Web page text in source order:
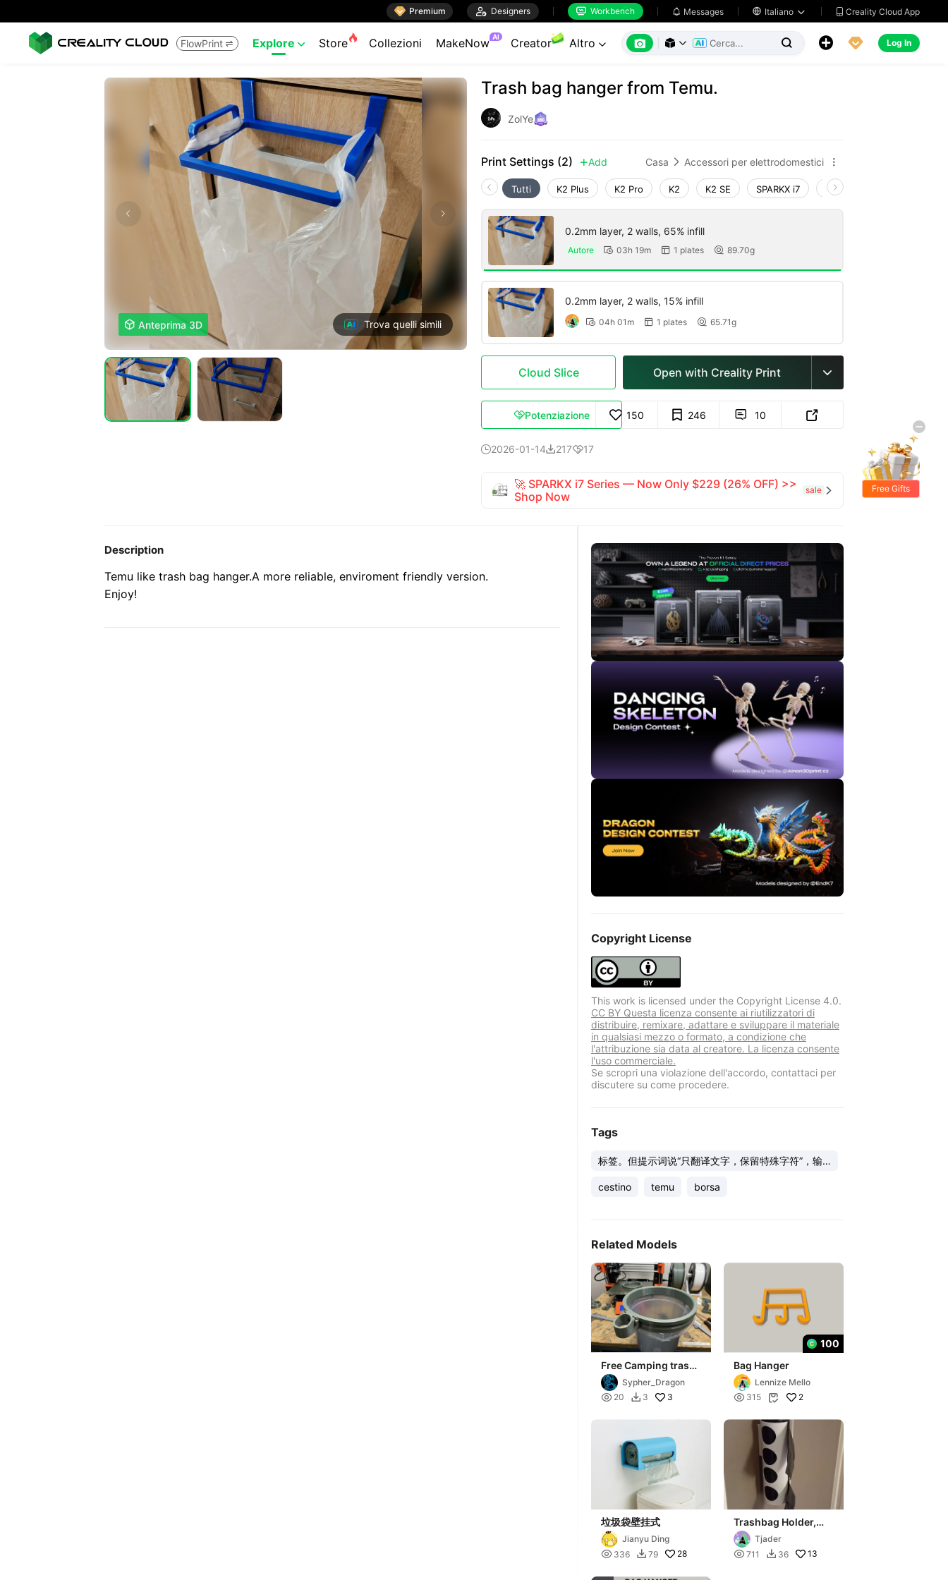
 Premium  Designers  Workbench  Messages  Italiano   Creality Cloud App
FlowPrint  Explore  Store Collezioni MakeNow AI Creator Altro        Log In
 Anteprima 3D Trova quelli simili
Trash bag hanger from Temu.
ZolYe
Print Settings (2) Add Casa  Accessori per elettrodomestici 
Tutti K2 Plus K2 Pro K2 K2 SE SPARKX i7 Creality Hi
0.2mm layer, 2 walls, 65% infill
Autore  03h 19m  1 plates  89.70g
0.2mm layer, 2 walls, 15% infill
 04h 01m  1 plates  65.71g
Cloud Slice Open with Creality Print 
Potenziazione 150 246  10 
2026-01-1421717
🚀 SPARKX i7 Series — Now Only $229 (26% OFF) >>
Shop Now
sale 
Description
Temu like trash bag hanger.A more reliable, enviroment friendly version.
Enjoy!
Copyright License
This work is licensed under the Copyright License 4.0.
CC BY Questa licenza consente ai riutilizzatori di
distribuire, remixare, adattare e sviluppare il materiale
in qualsiasi mezzo o formato, a condizione che
l'attribuzione sia data al creatore. La licenza consente
l'uso commerciale.
Se scropri una violazione dell'accordo, contattaci per
discutere su come procedere.
Tags
标签。但提示词说“只翻译文字，保留特殊字符”，输
入是： [TAG] trash
cestino temu borsa
Related Models
Free Camping trash
bag hanger v2
Sypher_Dragon
 20  3 3
100
Bag Hanger
Lennize Mello
 315  2
垃圾袋壁挂式
Jianyu Ding
 336  79 28
Trashbag Holder,
Screw Mounted
Tjader
 711  36 13
Free Gifts